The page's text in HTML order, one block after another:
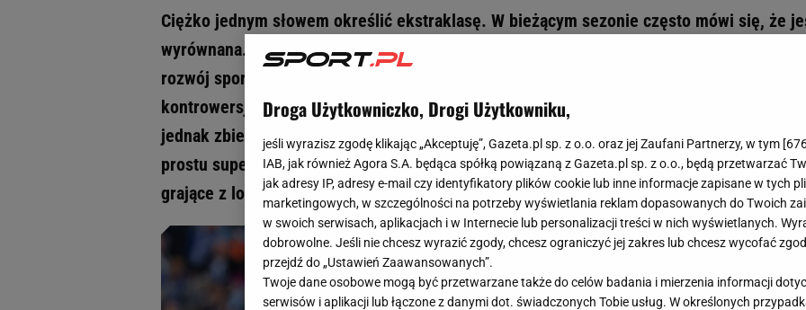
Ciężko jednym słowem określić ekstraklasę. W bieżącym sezonie często mówi się, że
wyrównana. Podkreśla się również, że to liga z bardzo atrakcyjnymi perspektywami na
rozwój sportowy i organizacyjny. Znajdą się jednak też tacy, którzy będą ją krytykować za
kontrowersje, poziom piłkarski albo klimat wokół poszczególnych klubów. To wszystko
jednak zbiera się na kompletny obraz naszej rodzimej ligi, która w swojej istocie jest po
prostu super. A już na pewno jej tegoroczna czołówka, którą niemal w całości tworzą
grające z logotypem Superbet na koszulkach.
Droga Użytkowniczko, Drogi Użytkowniku,
jeśli wyrazisz zgodę klikając „Akceptuję”, Gazeta.pl sp. z o.o. oraz jej Zaufani Partnerzy, w tym [
IAB, jak również Agora S.A. będąca spółką powiązaną z Gazeta.pl sp. z o.o., będą przetwarzać
jak adresy IP, adresy e-mail czy identyfikatory plików cookie lub inne informacje zapisane w tych
marketingowych, w szczególności na potrzeby wyświetlania reklam dopasowanych do Twoich
w swoich serwisach, aplikacjach i w Internecie lub personalizacji treści w nich wyświetlanych.
dobrowolne. Jeśli nie chcesz wyrazić zgody, chcesz ograniczyć jej zakres lub chcesz wycofać
przejdź do „Ustawień Zaawansowanych”.
Twoje dane osobowe mogą być przetwarzane także do celów badania i mierzenia informacji
serwisów i aplikacji lub łączone z danymi dot. świadczonych Tobie usług. W określonych